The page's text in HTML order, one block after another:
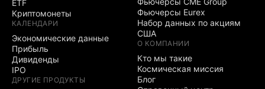
ETF
Криптомонеты
КАЛЕНДАРИ
Экономические данные
Прибыль
Дивиденды
IPO
ДРУГИЕ ПРОДУКТЫ
Фьючерсы Eurex
Набор данных по акциям
США
О КОМПАНИИ
Кто мы такие
Космическая миссия
Блог